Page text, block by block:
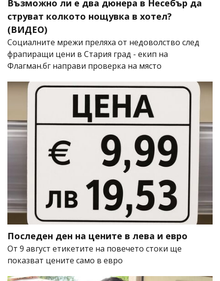
Възможно ли е два дюнера в Несебър да
струват колкото нощувка в хотел?
(ВИДЕО)
Социалните мрежи преляха от недоволство след
фрапиращи цени в Стария град - екип на
Флагман.бг направи проверка на място
Последен ден на цените в лева и евро
От 9 август етикетите на повечето стоки ще
показват цените само в евро